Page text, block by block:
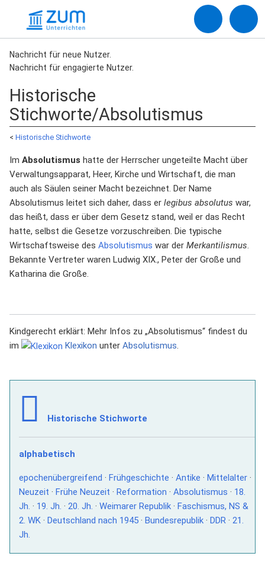
Nachricht für neue Nutzer.
Nachricht für engagierte Nutzer.
Historische
Stichworte/Absolutismus
< Historische Stichworte
Im Absolutismus hatte der Herrscher ungeteilte Macht über
Verwaltungsapparat, Heer, Kirche und Wirtschaft, die man
auch als Säulen seiner Macht bezeichnet. Der Name
Absolutismus leitet sich daher, dass er legibus absolutus war,
das heißt, dass er über dem Gesetz stand, weil er das Recht
hatte, selbst die Gesetze vorzuschreiben. Die typische
Wirtschaftsweise des Absolutismus war der Merkantilismus.
Bekannte Vertreter waren Ludwig XIX., Peter der Große und
Katharina die Große.
Kindgerecht erklärt: Mehr Infos zu „Absolutismus“ findest du
im
Klexikon unter Absolutismus.
Historische Stichworte
alphabetisch
epochenübergreifend · Frühgeschichte · Antike · Mittelalter ·
Neuzeit · Frühe Neuzeit · Reformation · Absolutismus · 18.
Jh. · 19. Jh. · 20. Jh. · Weimarer Republik · Faschismus, NS &
2. WK · Deutschland nach 1945 · Bundesrepublik · DDR · 21.
Jh.